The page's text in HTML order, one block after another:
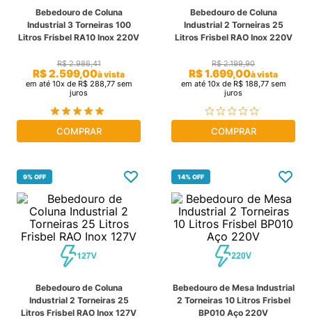
Bebedouro de Coluna
Industrial 3 Torneiras 100
Litros Frisbel RA10 Inox 220V
R$ 2.986,41
R$2.599,00à vista
em até 10x de R$ 288,77sem
juros
COMPRAR
Bebedouro de Coluna
Industrial 2 Torneiras 25
Litros Frisbel RAO Inox 220V
R$ 2.199,90
R$1.699,00à vista
em até 10x de R$ 188,77sem
juros
COMPRAR
9%OFF
Bebedouro de Coluna
Industrial 2 Torneiras 25
Litros Frisbel RAO Inox 127V
14%OFF
Bebedouro de Mesa Industrial
2 Torneiras 10 Litros Frisbel
BP010 Aço 220V
9º cassete